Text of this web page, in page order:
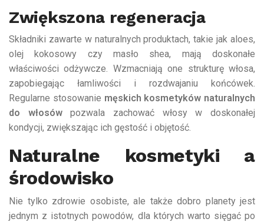
Zwiększona regeneracja
Składniki zawarte w naturalnych produktach, takie jak aloes,
olej kokosowy czy masło shea, mają doskonałe
właściwości odżywcze. Wzmacniają one strukturę włosa,
zapobiegając łamliwości i rozdwajaniu końcówek.
Regularne stosowanie męskich kosmetyków naturalnych
do włosówpozwala zachować włosy w doskonałej
kondycji, zwiększając ich gęstość i objętość.
Naturalne kosmetyki a
środowisko
Nie tylko zdrowie osobiste, ale także dobro planety jest
jednym z istotnych powodów, dla których warto sięgać po